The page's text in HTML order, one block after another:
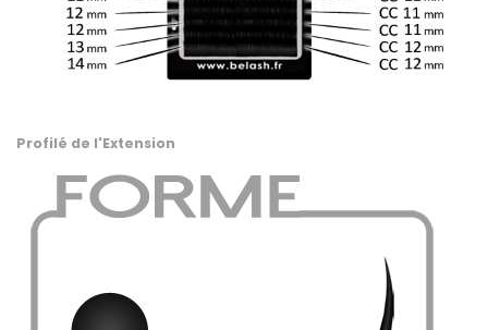
Profilé de l'Extension